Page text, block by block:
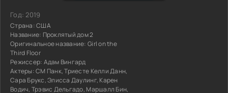
Год:2019
Страна:США
Название: Проклятый дом 2
Оригинальное название: Girl on the
Third Floor
Режиссер: Адам Вингард
Актеры:СМ Панк, Триесте Келли Данн,
Сара Брукс, Элисса Даулинг, Карен
Водич, Трэвис Дельгадо, Маршалл Бин,